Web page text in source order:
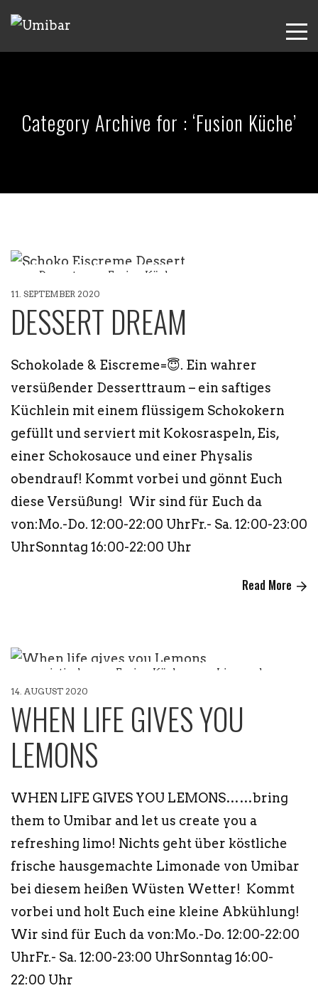
Category Archive for : ‘Fusion Küche’
Dessert
Fusion Küche
Restaurant Köln
11. SEPTEMBER 2020
DESSERT DREAM
Schokolade & Eiscreme=😇. Ein wahrer
versüßender Desserttraum – ein saftiges
Küchlein mit einem flüssigem Schokokern
gefüllt und serviert mit Kokosraspeln, Eis,
einer Schokosauce und einer Physalis
obendrauf! Kommt vorbei und gönnt Euch
diese Versüßung! Wir sind für Euch da
von:Mo.-Do. 12:00-22:00 UhrFr.- Sa. 12:00-23:00
UhrSonntag 16:00-22:00 Uhr
Read More
asiatisch Fusion Küche
Limonade
Restaurant Köln
14. AUGUST 2020
WHEN LIFE GIVES YOU
LEMONS
WHEN LIFE GIVES YOU LEMONS……bring
them to Umibar and let us create you a
refreshing limo! Nichts geht über köstliche
frische hausgemachte Limonade von Umibar
bei diesem heißen Wüsten Wetter! Kommt
vorbei und holt Euch eine kleine Abkühlung!
Wir sind für Euch da von:Mo.-Do. 12:00-22:00
UhrFr.- Sa. 12:00-23:00 UhrSonntag 16:00-
22:00 Uhr